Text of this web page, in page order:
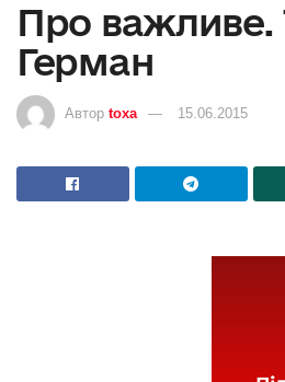
Про важливе.
Герман
Автор toxa 15.06.2015